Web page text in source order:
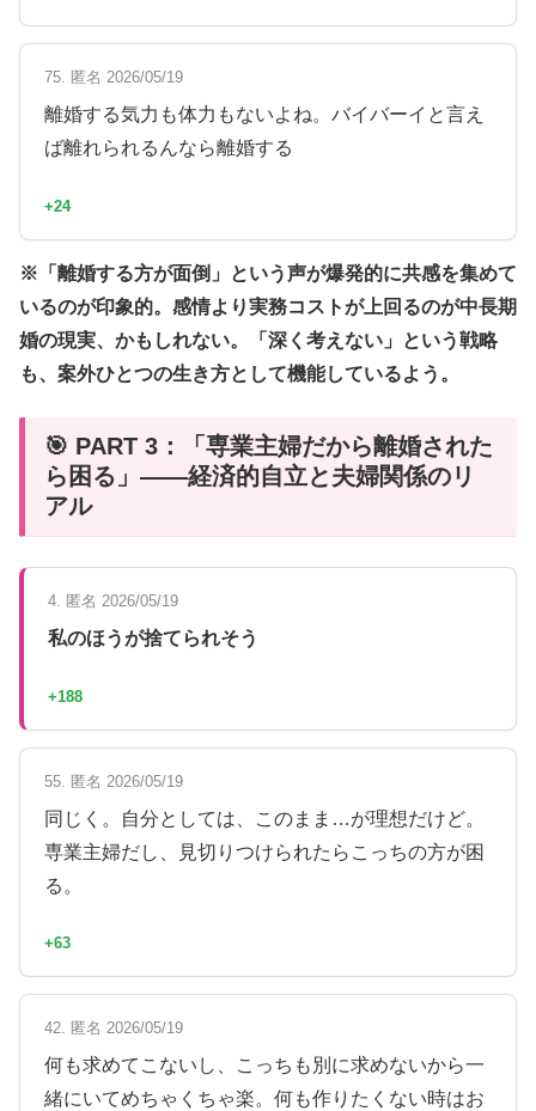
75. 匿名 2026/05/19
離婚する気力も体力もないよね。バイバーイと言え
ば離れられるんなら離婚する
+24
※「離婚する方が面倒」という声が爆発的に共感を集めて
いるのが印象的。感情より実務コストが上回るのが中長期
婚の現実、かもしれない。「深く考えない」という戦略
も、案外ひとつの生き方として機能しているよう。
🎯 PART 3：「専業主婦だから離婚された
ら困る」——経済的自立と夫婦関係のリ
アル
4. 匿名 2026/05/19
私のほうが捨てられそう
+188
55. 匿名 2026/05/19
同じく。自分としては、このまま…が理想だけど。
専業主婦だし、見切りつけられたらこっちの方が困
る。
+63
42. 匿名 2026/05/19
何も求めてこないし、こっちも別に求めないから一
緒にいてめちゃくちゃ楽。何も作りたくない時はお